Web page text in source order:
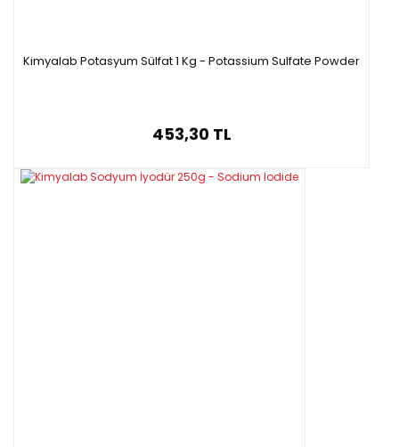
Kimyalab Potasyum Sülfat 1 Kg - Potassium Sulfate Powder
453,30 TL